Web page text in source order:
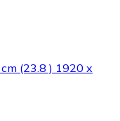
(23.8 ) 1920 x